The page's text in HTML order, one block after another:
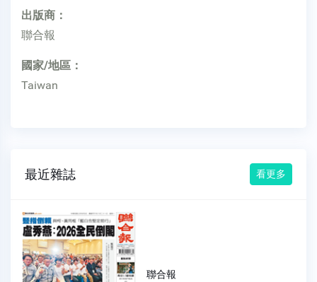
出版商：
聯合報
國家/地區：
Taiwan
最近雜誌 看更多
聯合報